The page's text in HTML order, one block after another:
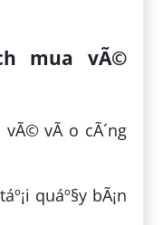
mua vÃ©
vÃ© vÃ o cÃ´ng
quáº§y bÃ¡n